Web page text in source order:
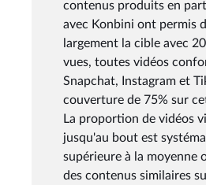
contenus produits en
avec Konbini ont permis
largement la cible avec
vues, toutes vidéos
Snapchat, Instagram et
couverture de 75% sur
La proportion de vidéos
jusqu'au bout est
supérieure à la moyenne
des contenus similaires